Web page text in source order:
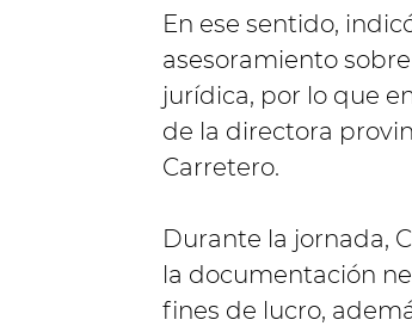
En ese sentido,
asesoramiento
jurídica, por lo que
de la directora
Carretero.
Durante la jornada,
la documentación
fines de lucro,